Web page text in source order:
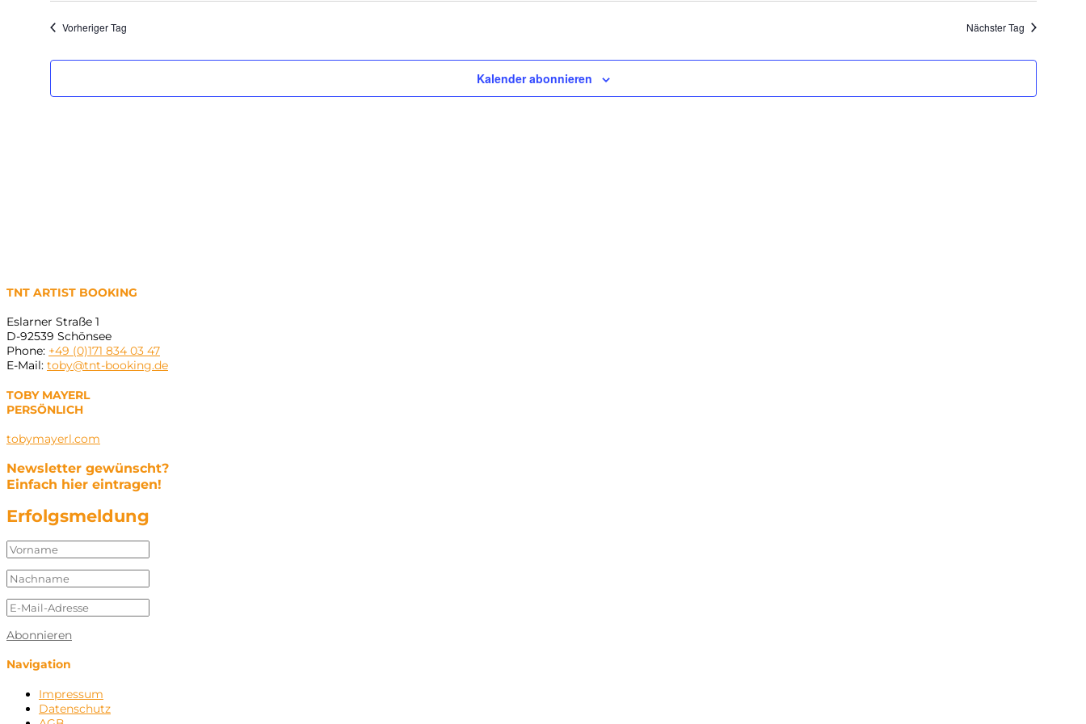
Ansichten,
Vorheriger Tag Nächster Tag
Kalender abonnieren
TNT ARTIST BOOKING
Eslarner Straße 1
D-92539 Schönsee
Phone: +49 (0)171 834 03 47
E-Mail: toby@tnt-booking.de
TOBY MAYERL
PERSÖNLICH
tobymayerl.com
Newsletter gewünscht?
Einfach hier eintragen!
Erfolgsmeldung
Abonnieren
Navigation
Impressum
Datenschutz